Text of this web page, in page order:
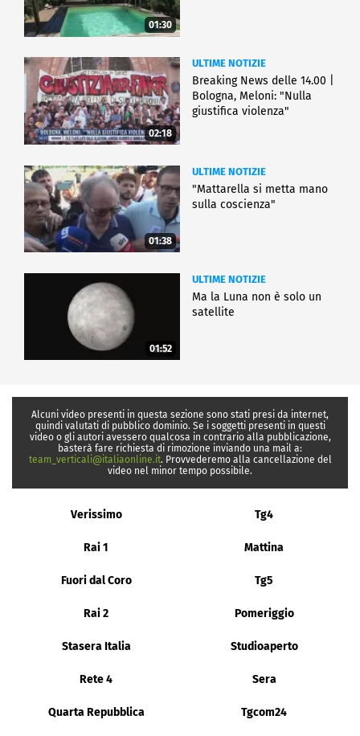
01:30
02:18
ULTIME NOTIZIE
Breaking News delle 14.00 |
Bologna, Meloni: "Nulla
giustifica violenza"
01:38
ULTIME NOTIZIE
"Mattarella si metta mano
sulla coscienza"
01:52
ULTIME NOTIZIE
Ma la Luna non è solo un
satellite
Alcuni video presenti in questa sezione sono stati presi da internet,
quindi valutati di pubblico dominio. Se i soggetti presenti in questi
video o gli autori avessero qualcosa in contrario alla pubblicazione,
basterà fare richiesta di rimozione inviando una mail a:
team_verticali@italiaonline.it. Provvederemo alla cancellazione del
video nel minor tempo possibile.
Verissimo Tg4
Rai 1 Mattina
Fuori dal Coro Tg5
Rai 2 Pomeriggio
Stasera Italia Studioaperto
Rete 4 Sera
Quarta Repubblica Tgcom24